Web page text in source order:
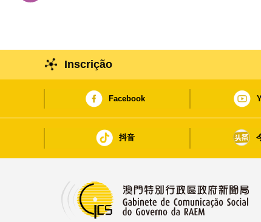
Inscrição
Facebook
抖音